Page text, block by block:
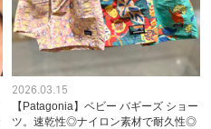
2026.03.15
【Patagonia】ベビー バギーズ ショー
ツ。速乾性◎ナイロン素材で耐久性◎